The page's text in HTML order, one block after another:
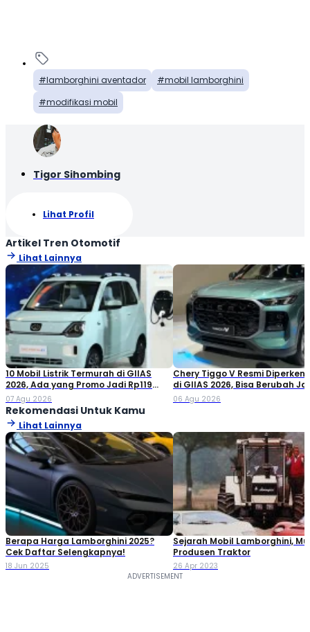
lamborghini aventador
mobil lamborghini
modifikasi mobil
Tigor Sihombing
Lihat Profil
Artikel Tren Otomotif
Lihat Lainnya
10 Mobil Listrik Termurah di GIIAS
2026, Ada yang Promo Jadi Rp119
Jutaan!
07 Agu 2026
Chery Tiggo V Resmi
di GIIAS 2026, Bisa Berubah
Double Cabin
06 Agu 2026
Rekomendasi Untuk Kamu
Lihat Lainnya
Berapa Harga Lamborghini 2025?
Cek Daftar Selengkapnya!
18 Jun 2025
Sejarah Mobil Lamborghini,
Produsen Traktor
26 Apr 2023